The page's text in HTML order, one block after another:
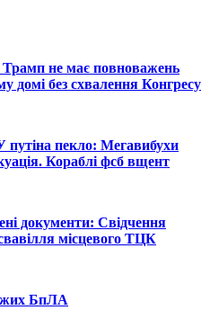
не має повноважень
домі без схвалення Конгресу
пекло: Мегавибухи
Кораблі фсб вщент
документи: Свідчення
місцевого ТЦК
БпЛА